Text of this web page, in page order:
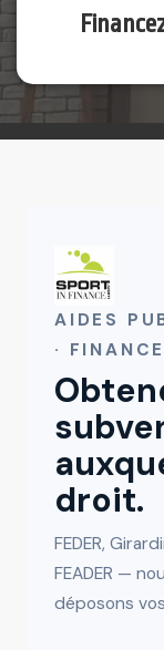
AIDES
·
droit.
FEDER,
FEADER —
déposons